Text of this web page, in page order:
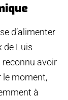
d’alimenter
de Luis
reconnu avoir
le moment,
à